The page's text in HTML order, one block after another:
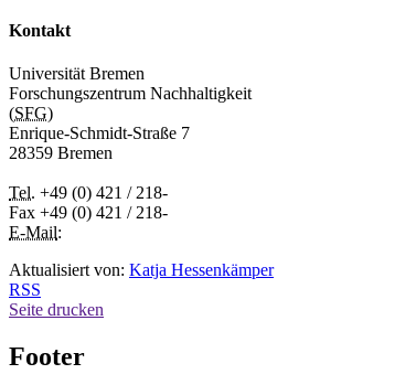
Kontakt
Universität Bremen
Forschungszentrum Nachhaltigkeit
(SFG)
Enrique-Schmidt-Straße 7
28359 Bremen
Tel. +49 (0) 421 / 218-
Fax +49 (0) 421 / 218-
E-Mail:
Aktualisiert von: Katja Hessenkämper
RSS
Seite drucken
Footer